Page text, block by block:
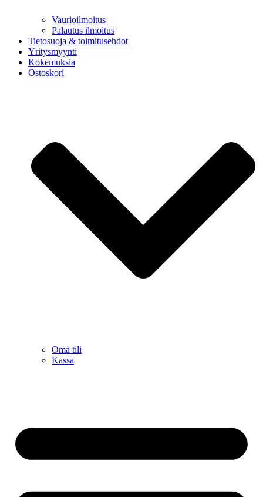
Vaurioilmoitus
Palautus ilmoitus
Tietosuoja & toimitusehdot
Yritysmyynti
Kokemuksia
Ostoskori
Oma tili
Kassa